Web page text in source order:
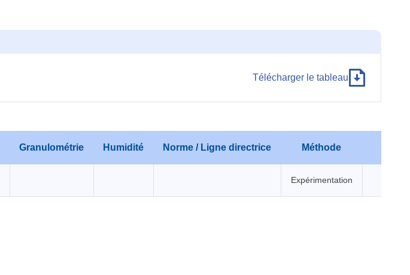
Télécharger le tableau
Granulométrie Humidité Norme / Ligne directrice Méthode
Expérimentation